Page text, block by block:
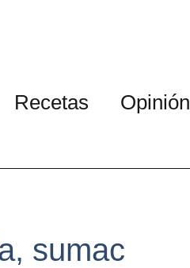
Recetas Opinión
sumac